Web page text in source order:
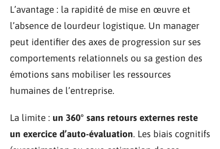
L’avantage : la rapidité de mise en œuvre et
l’absence de lourdeur logistique. Un manager
peut identifier des axes de progression sur ses
comportements relationnels ou sa gestion des
émotions sans mobiliser les ressources
humaines de l’entreprise.
La limite : un 360° sans retours externes reste
un exercice d’auto-évaluation. Les biais cognitifs